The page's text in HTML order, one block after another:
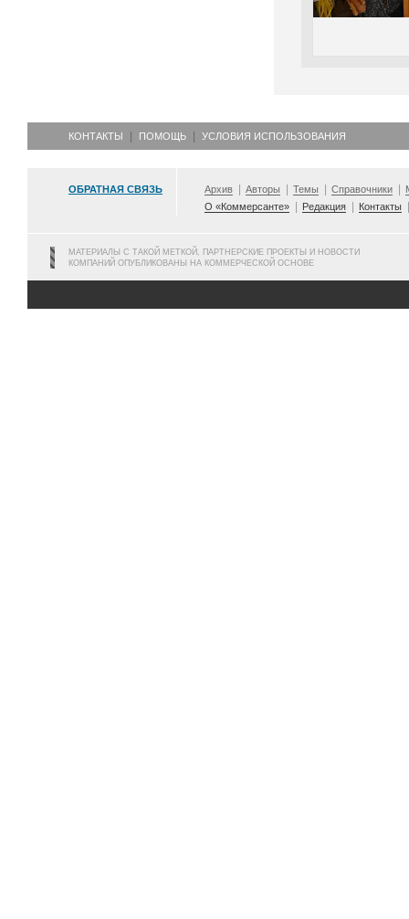
КОНТАКТЫ ПОМОЩЬ УСЛОВИЯ ИСПОЛЬЗОВАНИЯ
ОБРАТНАЯ СВЯЗЬ Архив Авторы Темы Справочники
О «Коммерсанте»
Редакция Контакты
МАТЕРИАЛЫ С ТАКОЙ МЕТКОЙ, ПАРТНЕРСКИЕ ПРОЕКТЫ И НОВОСТИ
КОМПАНИЙ ОПУБЛИКОВАНЫ НА КОММЕРЧЕСКОЙ ОСНОВЕ